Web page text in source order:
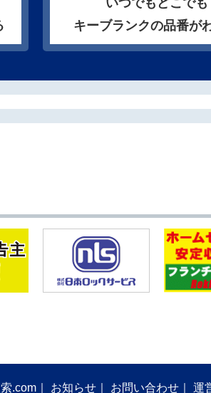
いつでもどこでも
キーブランクの品番が
.com お知らせ お問い合わせ 運